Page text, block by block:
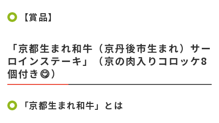
【賞品】
「京都生まれ和牛（京丹後市生まれ）サー
ロインステーキ」（京の肉入りコロッケ8
個付き😋）
「京都生まれ和牛」とは